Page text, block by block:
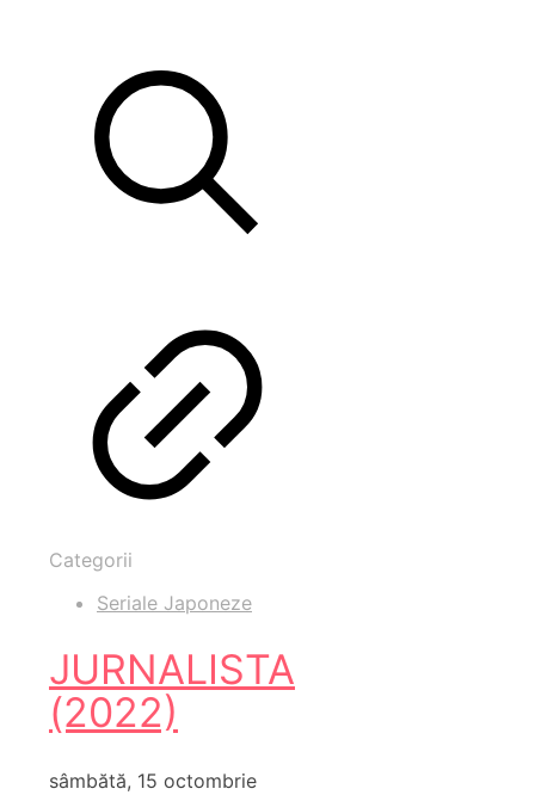
Categorii
Seriale Japoneze
JURNALISTA
(2022)
sâmbătă, 15 octombrie